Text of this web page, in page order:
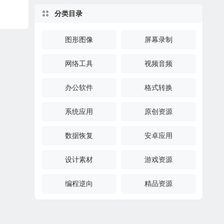
分类目录
图形图像 屏幕录制
网络工具 视频音频
办公软件 格式转换
系统应用 原创资源
数据恢复 安卓应用
设计素材 游戏资源
编程逆向 精品资源